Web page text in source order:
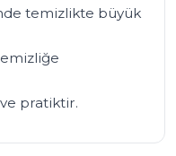
temizlikte büyük
pratiktir.